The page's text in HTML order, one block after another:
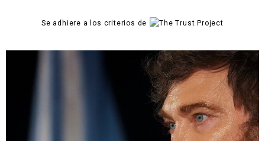
Se adhiere a los criterios de